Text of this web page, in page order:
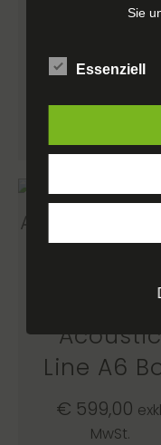
780,00
Seeburg
Acoustic
Line A6
€ 599,00
MwSt.
Sie
Essenziell